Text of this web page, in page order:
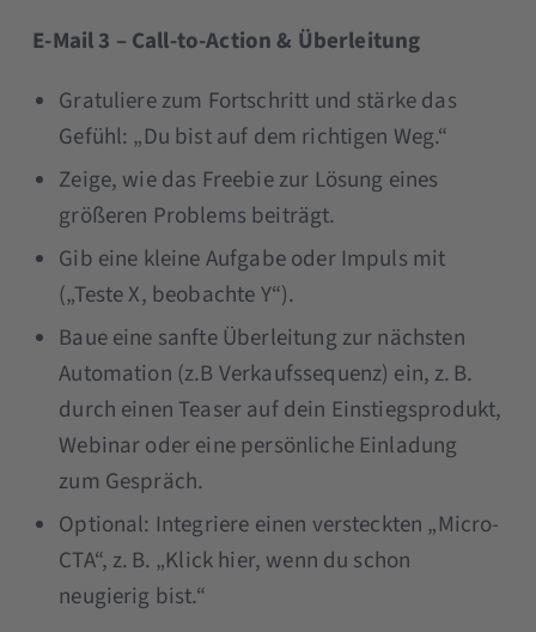
E-Mail 3 – Call-to-Action & Überleitung
Gratuliere zum Fortschritt und stärke das
Gefühl: „Du bist auf dem richtigen Weg.“
Zeige, wie das Freebie zur Lösung eines
größeren Problems beiträgt.
Gib eine kleine Aufgabe oder Impuls mit
(„Teste X, beobachte Y“).
Baue eine sanfte Überleitung zur nächsten
Automation (z.B Verkaufssequenz) ein, z. B.
durch einen Teaser auf dein Einstiegsprodukt,
Webinar oder eine persönliche Einladung
zum Gespräch.
Optional: Integriere einen versteckten „Micro-
CTA“, z. B. „Klick hier, wenn du schon
neugierig bist.“